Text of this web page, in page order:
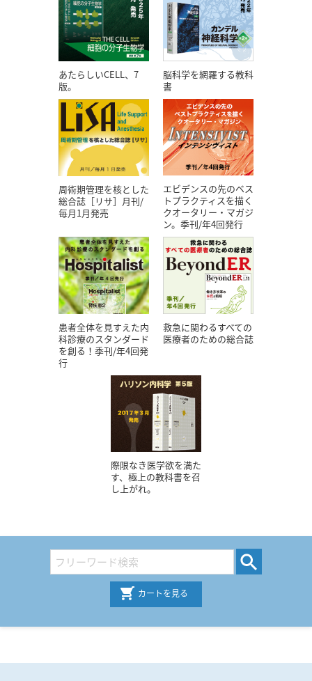
あたらしいCELL、7
版。
脳科学を網羅する教科
書
周術期管理を核とした
総合誌［リサ］月刊/
毎月1月発売
エビデンスの先のベス
トプラクティスを描く
クオータリー・マガジ
ン。季刊/年4回発行
患者全体を見すえた内
科診療のスタンダード
を創る！季刊/年4回発
行
救急に関わるすべての
医療者のための総合誌
際限なき医学欲を満た
す、極上の教科書を召
し上がれ。
カートを見る